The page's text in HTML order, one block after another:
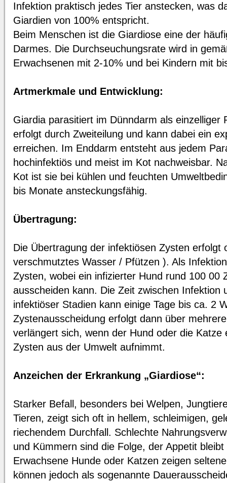
Infektion praktisch jedes Tier anstecken, was
Giardien von 100% entspricht.
Beim Menschen ist die Giardiose eine der
Darmes. Die Durchseuchungsrate wird in
Erwachsenen mit 2-10% und bei Kindern mit
Artmerkmale und Entwicklung:
Giardia parasitiert im Dünndarm als einzelliger
erfolgt durch Zweiteilung und kann dabei ein
erreichen. Im Enddarm entsteht aus jedem
hochinfektiös und meist im Kot nachweisbar.
Kot ist sie bei kühlen und feuchten
bis Monate ansteckungsfähig.
Übertragung:
Die Übertragung der infektiösen Zysten erfolgt
verschmutztes Wasser / Pfützen ). Als
Zysten, wobei ein infizierter Hund rund 100 00
ausscheiden kann. Die Zeit zwischen Infektion
infektiöser Stadien kann einige Tage bis ca. 2
Zystenausscheidung erfolgt dann über
verlängert sich, wenn der Hund oder die Katze
Zysten aus der Umwelt aufnimmt.
Anzeichen der Erkrankung „Giardiose“:
Starker Befall, besonders bei Welpen,
Tieren, zeigt sich oft in hellem, schleimigen,
riechendem Durchfall. Schlechte
und Kümmern sind die Folge, der Appetit
Erwachsene Hunde oder Katzen zeigen
können jedoch als sogenannte